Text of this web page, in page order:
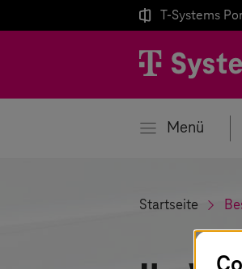
 T-Systems
Menü
Startseite